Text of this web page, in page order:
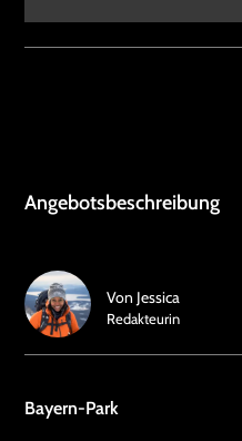
Angebotsbeschreibung
Bayern-Park
Von Jessica
Redakteurin